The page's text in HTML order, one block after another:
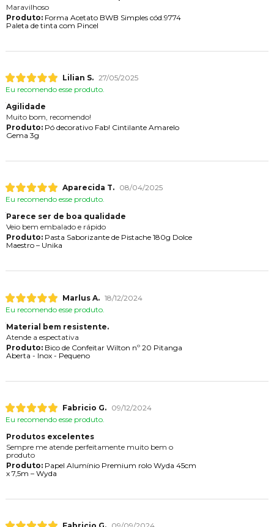
Maravilhoso
Produto:Forma Acetato BWB Simples cód.9774
Paleta de tinta com Pincel
Lilian S. 27/05/2025
Eu recomendo esse produto.
Agilidade
Muito bom, recomendo!
Produto:Pó decorativo Fab! Cintilante Amarelo
Gema 3g
Aparecida T.
08/04/2025
Eu recomendo esse produto.
Parece ser de boa qualidade
Veio bem embalado e rápido
Produto:Pasta Saborizante de Pistache 180g Dolce
Maestro – Unika
Marlus A. 18/12/2024
Eu recomendo esse produto.
Material bem resistente.
Atende a espectativa
Produto:Bico de Confeitar Wilton nº 20 Pitanga
Aberta - Inox - Pequeno
Fabricio G.
09/12/2024
Eu recomendo esse produto.
Produtos excelentes
Sempre me atende perfeitamente muito bem o
produto
Produto:Papel Alumínio Premium rolo Wyda 45cm
x 7,5m – Wyda